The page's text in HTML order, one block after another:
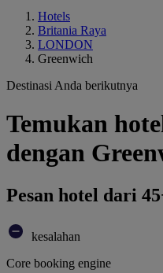
Hotels
Britania Raya
LONDON
Greenwich
Destinasi Anda berikutnya
Temukan
dengan
Pesan hotel dari
kesalahan
Core booking engine